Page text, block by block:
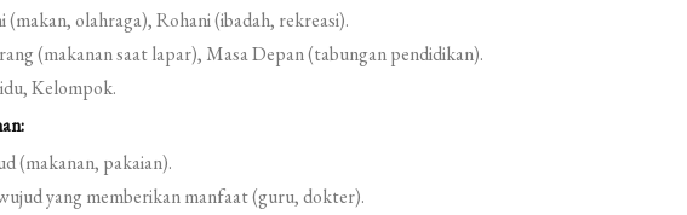
(makan, olahraga), Rohani (ibadah, rekreasi).
(makanan saat lapar), Masa Depan (tabungan pendidikan).
Kelompok.
(makanan, pakaian).
yang memberikan manfaat (guru, dokter).